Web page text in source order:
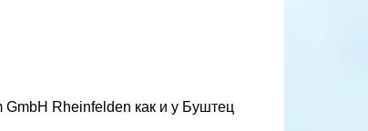
GmbH Rheinfelden как и у Буштец